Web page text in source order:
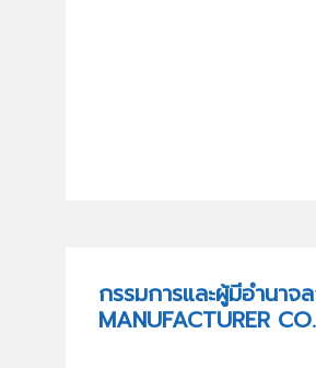
กรรมการและผู้มีอำนาจ
MANUFACTURER